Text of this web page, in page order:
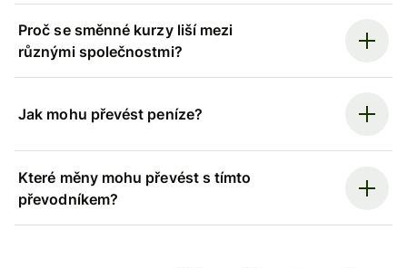
Proč se směnné kurzy liší mezi
různými společnostmi?
Jak mohu převést peníze?
Které měny mohu převést s tímto
převodníkem?